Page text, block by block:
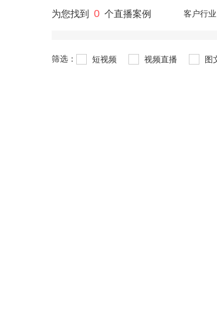
为您找到 0 个直播案例 客户行业
筛选： 短视频 视频直播 图